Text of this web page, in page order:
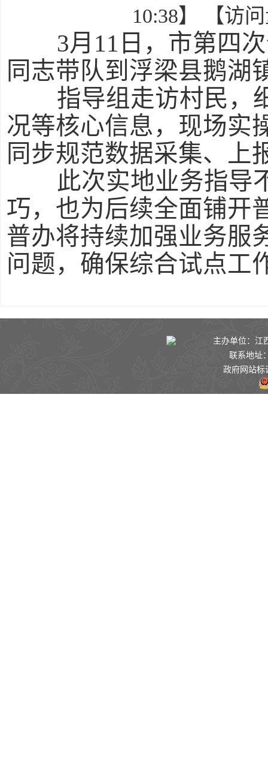
10:38】 【访
3月11日，市第四次
同志带队到浮梁县鹅湖
指导组走访村民，细
况等核心信息，现场实
同步规范数据采集、上
此次实地业务指导不
巧，也为后续全面铺开
普办将持续加强业务服
问题，确保综合试点工
主办单位：江
联系地址
政府网站